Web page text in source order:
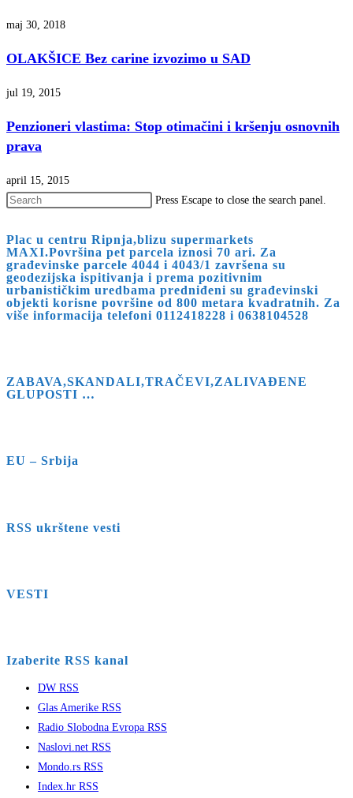
maj 30, 2018
OLAKŠICE Bez carine izvozimo u SAD
jul 19, 2015
Penzioneri vlastima: Stop otimačini i kršenju osnovnih
prava
april 15, 2015
Press Escape to close the search panel.
Plac u centru Ripnja,blizu supermarkets
MAXI.Površina pet parcela iznosi 70 ari. Za
građevinske parcele 4044 i 4043/1 završena su
geodezijska ispitivanja i prema pozitivnim
urbanističkim uredbama predniđeni su građevinski
objekti korisne površine od 800 metara kvadratnih. Za
više informacija telefoni 0112418228 i 0638104528
ZABAVA,SKANDALI,TRAČEVI,ZALIVAĐENE
GLUPOSTI …
EU – Srbija
RSS ukrštene vesti
VESTI
Izaberite RSS kanal
DW RSS
Glas Amerike RSS
Radio Slobodna Evropa RSS
Naslovi.net RSS
Mondo.rs RSS
Index.hr RSS